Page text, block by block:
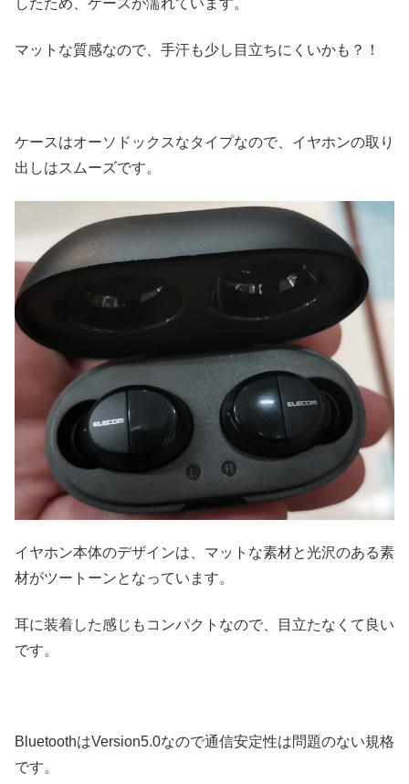
したため、ケースが濡れています。
マットな質感なので、手汗も少し目立ちにくいかも？！
ケースはオーソドックスなタイプなので、イヤホンの取り
出しはスムーズです。
イヤホン本体のデザインは、マットな素材と光沢のある素
材がツートーンとなっています。
耳に装着した感じもコンパクトなので、目立たなくて良い
です。
BluetoothはVersion5.0なので通信安定性は問題のない規格
です。